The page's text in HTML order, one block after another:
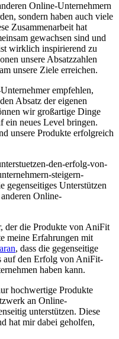
Online-Unternehmern
sondern haben ‌auch viele
Zusammenarbeit hat
gewachsen sind und
wirklich inspirierend zu
⁤unsere Absatzzahlen
unsere Ziele erreichen.
empfehlen,
Absatz der eigenen
wir großartige ​Dinge
ein neues Level bringen.
unsere Produkte erfolgreich
den-erfolg-von-
steigern-
Unterstützen
Online-
der die Produkte von ​AniFit
meine Erfahrungen mit
,⁢ dass die gegenseitige‌
auf⁣ den Erfolg von AniFit-
haben⁣ kann.
hochwertige Produkte
an ⁢Online-
unterstützen. Diese
hat ‌mir dabei‍ geholfen,